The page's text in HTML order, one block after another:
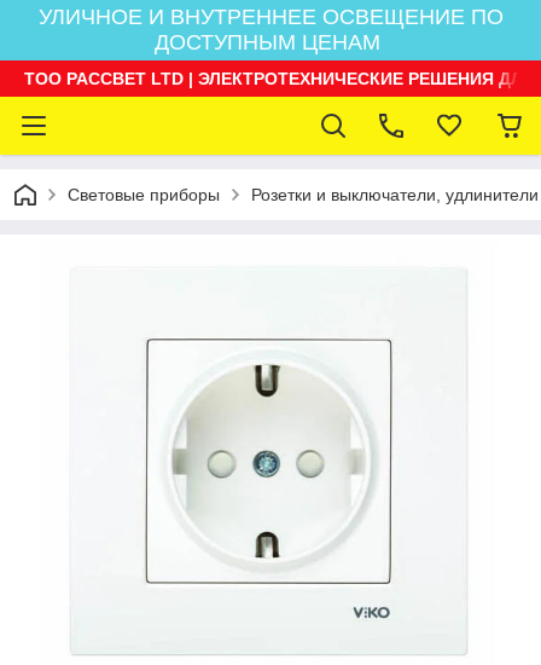
УЛИЧНОЕ И ВНУТРЕННЕЕ ОСВЕЩЕНИЕ ПО
ДОСТУПНЫМ ЦЕНАМ
ТОО РАССВЕТ LTD | ЭЛЕКТРОТЕХНИЧЕСКИЕ РЕШЕНИЯ
Световые приборы Розетки и выключатели, удлинители